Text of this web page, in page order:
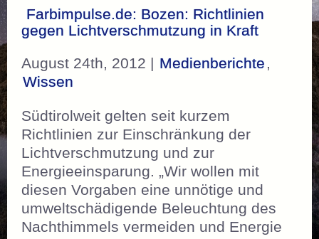
Farbimpulse.de: Bozen: Richtlinien
gegen Lichtverschmutzung in Kraft
August 24th, 2012 | Medienberichte ,
Wissen
Südtirolweit gelten seit kurzem
Richtlinien zur Einschränkung der
Lichtverschmutzung und zur
Energieeinsparung. „Wir wollen mit
diesen Vorgaben eine unnötige und
umweltschädigende Beleuchtung des
Nachthimmels vermeiden und Energie